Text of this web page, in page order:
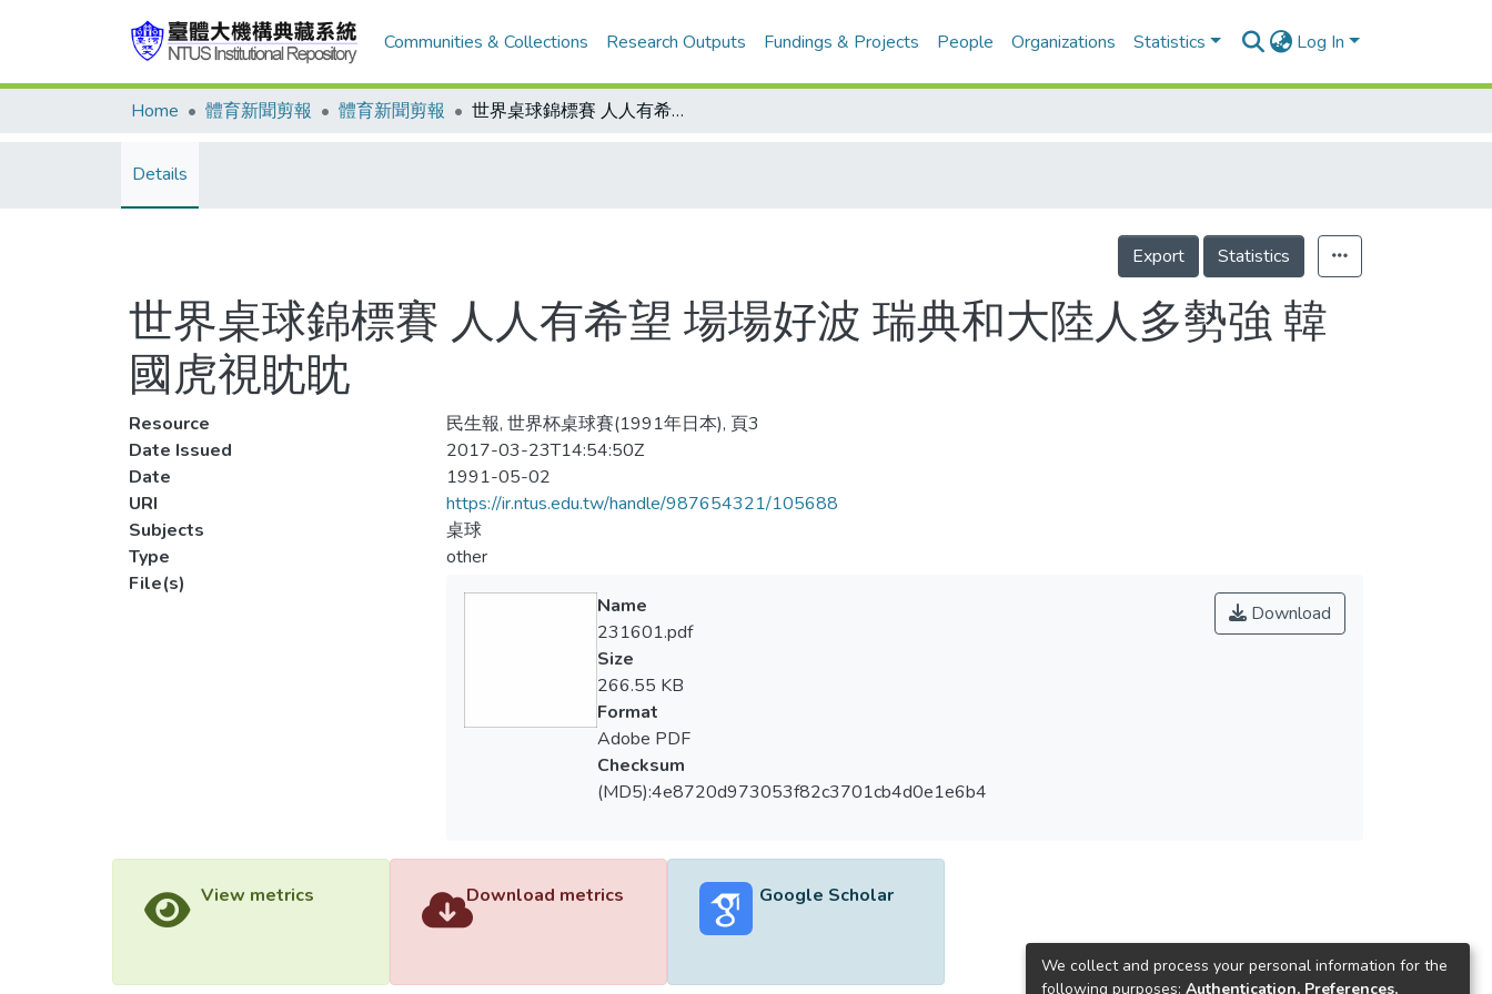
Communities & Collections Research Outputs Fundings & Projects People Organizations Statistics Log In
Home 體育新聞剪報 體育新聞剪報 世界桌球錦標賽 人人有希望 場場好波 瑞典和大陸人多勢強 韓國虎視眈眈
Details
Export Statistics
世界桌球錦標賽 人人有希望 場場好波 瑞典和大陸人多勢強 韓
國虎視眈眈
Resource
民生報, 世界杯桌球賽(1991年日本), 頁3
Date Issued
2017-03-23T14:54:50Z
Date
1991-05-02
URI
https://ir.ntus.edu.tw/handle/987654321/105688
Subjects
桌球
Type
other
File(s)
Download
Name
231601.pdf
Size
266.55 KB
Format
Adobe PDF
Checksum
(MD5):4e8720d973053f82c3701cb4d0e1e6b4
View metrics Download metrics Google Scholar
We collect and process your personal information for the
following purposes: Authentication, Preferences,